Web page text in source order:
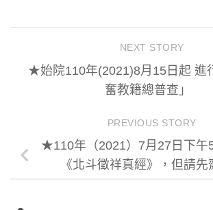
NEXT STORY
★始院110年(2021)8月15日起 進
奮教籍總普查」
PREVIOUS STORY
★110年（2021）7月27日下午
《北斗徵祥真經》，但請先